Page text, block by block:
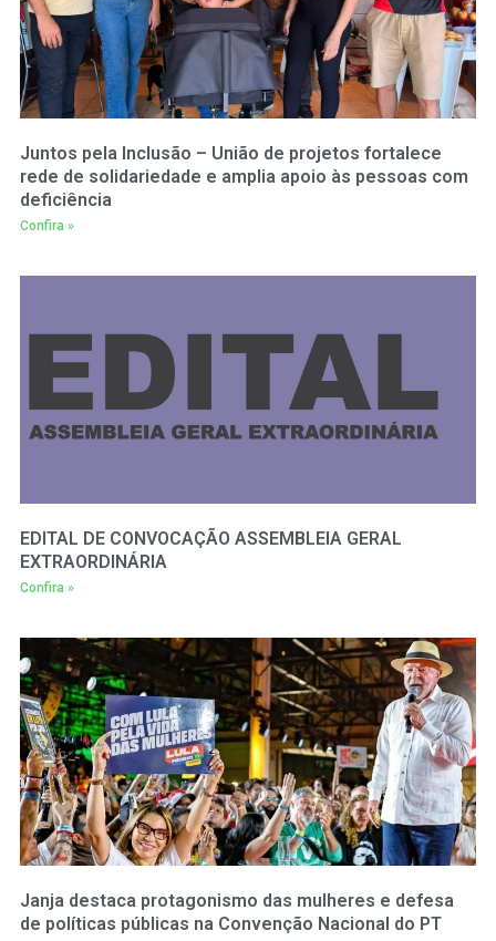
Juntos pela Inclusão – União de projetos fortalece
rede de solidariedade e amplia apoio às pessoas com
deficiência
Confira »
EDITAL DE CONVOCAÇÃO ASSEMBLEIA GERAL
EXTRAORDINÁRIA
Confira »
Janja destaca protagonismo das mulheres e defesa
de políticas públicas na Convenção Nacional do PT